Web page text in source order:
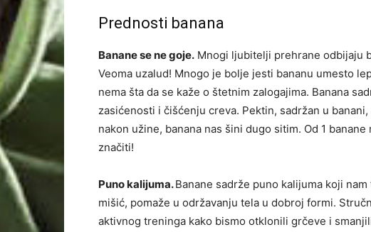
Prednosti banana ⠀
Banane se ne goje. Mnogi ljubitelji prehrane odbijaju
Veoma uzalud! Mnogo je bolje jesti bananu umesto
nema šta da se kaže o štetnim zalogajima. Banana
zasićenosti i čišćenju creva. Pektin, sadržan u
nakon užine, banana nas šini dugo sitim. Od 1
značiti! ⠀
Puno kalijuma.Banane sadrže puno kalijuma koji
mišić, pomaže u održavanju tela u dobroj formi.
aktivnog treninga kako bismo otklonili grčeve i